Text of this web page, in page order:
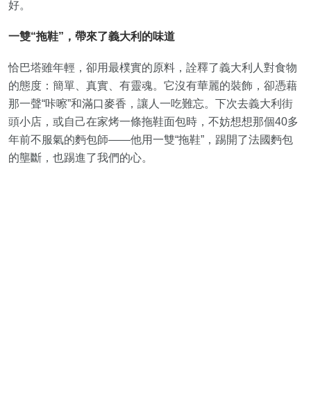
好。
一雙“拖鞋”，帶來了義大利的味道
恰巴塔雖年輕，卻用最樸實的原料，詮釋了義大利人對食物
的態度：簡單、真實、有靈魂。它沒有華麗的裝飾，卻憑藉
那一聲“咔嚓”和滿口麥香，讓人一吃難忘。下次去義大利街
頭小店，或自己在家烤一條拖鞋面包時，不妨想想那個40多
年前不服氣的麪包師——他用一雙“拖鞋”，踢開了法國麪包
的壟斷，也踢進了我們的心。